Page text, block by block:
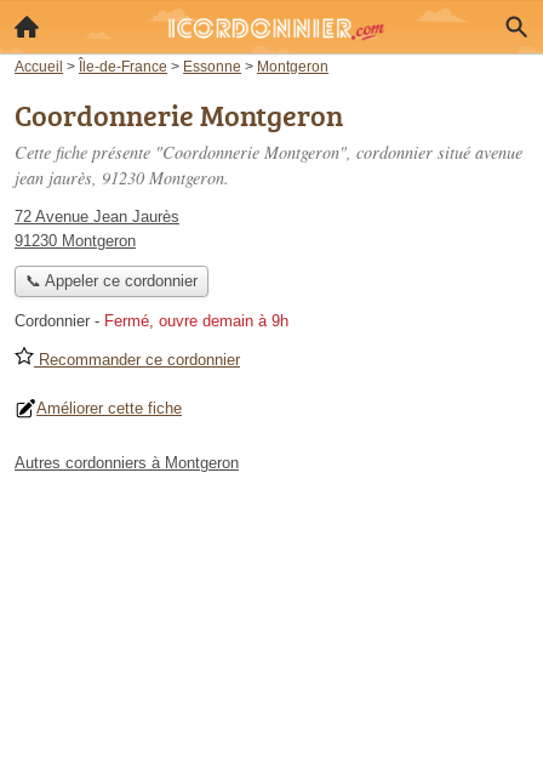
Accueil > Île-de-France > Essonne > Montgeron
Coordonnerie Montgeron
Cette fiche présente "Coordonnerie Montgeron", cordonnier situé avenue
jean jaurès, 91230 Montgeron.
72 Avenue Jean Jaurès
91230 Montgeron
📞 Appeler ce cordonnier
Cordonnier - Fermé, ouvre demain à 9h
Recommander ce cordonnier
Améliorer cette fiche
Autres cordonniers à Montgeron